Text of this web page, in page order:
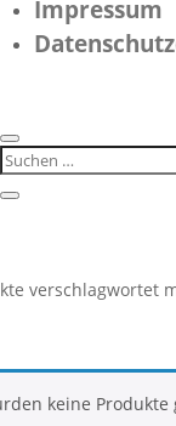
Impressum
verschlagwortet
keine